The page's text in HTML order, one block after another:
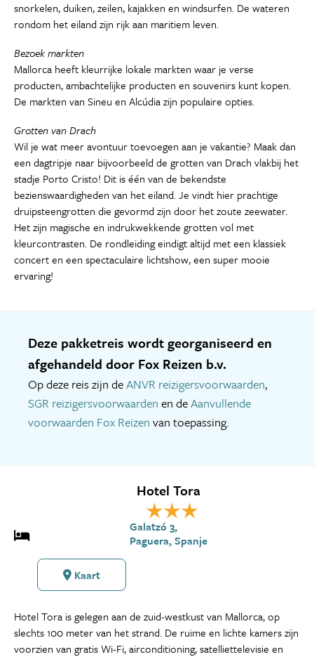
snorkelen, duiken, zeilen, kajakken en windsurfen. De wateren
rondom het eiland zijn rijk aan maritiem leven.
Bezoek markten
Mallorca heeft kleurrijke lokale markten waar je verse
producten, ambachtelijke producten en souvenirs kunt kopen.
De markten van Sineu en Alcúdia zijn populaire opties.
Grotten van Drach
Wil je wat meer avontuur toevoegen aan je vakantie? Maak dan
een dagtripje naar bijvoorbeeld de grotten van Drach vlakbij het
stadje Porto Cristo! Dit is één van de bekendste
bezienswaardigheden van het eiland. Je vindt hier prachtige
druipsteengrotten die gevormd zijn door het zoute zeewater.
Het zijn magische en indrukwekkende grotten vol met
kleurcontrasten. De rondleiding eindigt altijd met een klassiek
concert en een spectaculaire lichtshow, een super mooie
ervaring!
Deze pakketreis wordt georganiseerd en
afgehandeld door Fox Reizen b.v.
Op deze reis zijn deANVR reizigersvoorwaarden,
SGR reizigersvoorwaarden en deAanvullende
voorwaarden Fox Reizen van toepassing.
Hotel Tora
Galatzó 3,
Paguera, Spanje
Kaart
Hotel Tora is gelegen aan de zuid-westkust van Mallorca, op
slechts 100 meter van het strand. De ruime en lichte kamers zijn
voorzien van gratis Wi-Fi, airconditioning, satelliettelevisie en